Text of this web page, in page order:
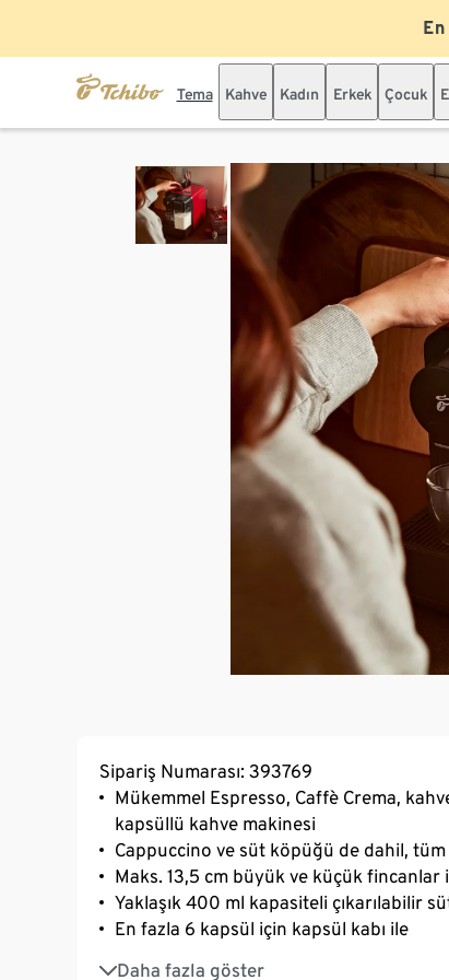
Tema Kahve Kadın Erkek Çocuk
Sipariş Numarası: 393769
Mükemmel Espresso, Caffè Crema,
kapsüllü kahve makinesi
Cappuccino ve süt köpüğü de dahil,
Maks. 13,5 cm büyük ve küçük fincanlar
Yaklaşık 400 ml kapasiteli çıkarılabilir
En fazla 6 kapsül için kapsül kabı ile
Daha fazla göster
Entegre temizleme düğmesi sayesinde